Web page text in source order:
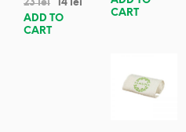
23lei 14 lei
ADD TO
CART
CART